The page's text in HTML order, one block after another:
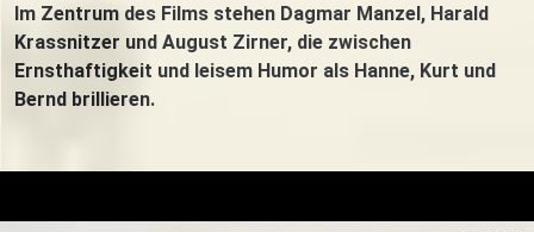
Im Zentrum des Films stehen Dagmar Manzel, Harald
Krassnitzer und August Zirner, die zwischen
Ernsthaftigkeit und leisem Humor als Hanne, Kurt und
Bernd brillieren.